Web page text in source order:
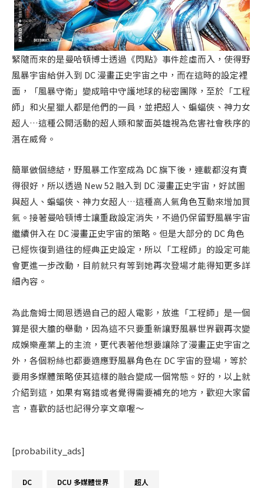
緊隨而來的是曼哈頓博士透過《閃點》事件趁虛而入，使得野
風暴宇宙給併入到 DC 漫畫正史宇宙之中，而在這時的設定裡
面，「風暴守衛」變成暗中守護地球的秘密團隊，至於「工程
師」和火星獵人都是他們的一員，並把超人、蝙蝠俠、神力女
超人…這種公開活動的超人類和蒙面英雄視為危害社會秩序的
潛在威脅。
簡單做個總結，野風暴工作室成為 DC 旗下後，連載都沒有賣
得很好，所以透過 New 52 融入到 DC 漫畫正史宇宙，好試圖
與超人、蝙蝠俠、神力女超人…這種高人氣角色互動來增加買
氣。接著曼哈頓博士讓重啟設定消失，不過仍保留野風暴宇宙
繼續併入在 DC 漫畫正史宇宙的策略。但是大部分的 DC 角色
已經恢復到過往的經典正史設定，所以「工程師」的設定可能
會更進一步改動，目前就只有等到她再次登場才能得知更多詳
細內容。
為此詹姆士岡恩透過自己的超人電影，放進「工程師」是一個
算是很大膽的舉動，因為這不只要重新讓野風暴世界觀再次變
成娛樂產業上的主流，更代表著他想要讓除了漫畫正史宇宙之
外，各個粉絲也都要適應野風暴角色在 DC 宇宙的登場，等於
要用多媒體策略使其這樣的融合變成一個常態。好的，以上就
介紹到這，如果有寫錯或者覺得需要補充的地方，歡迎大家留
言，喜歡的話也記得分享文章喔～
[probability_ads]